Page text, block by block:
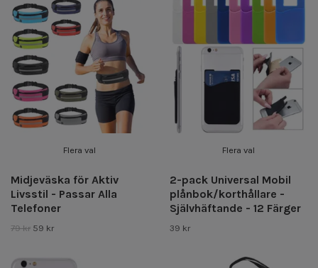
Flera val
Midjeväska för Aktiv
Livsstil - Passar Alla
Telefoner
79 kr 59 kr
Flera val
2-pack Universal Mobil
plånbok/korthållare -
Självhäftande - 12 Färger
39 kr